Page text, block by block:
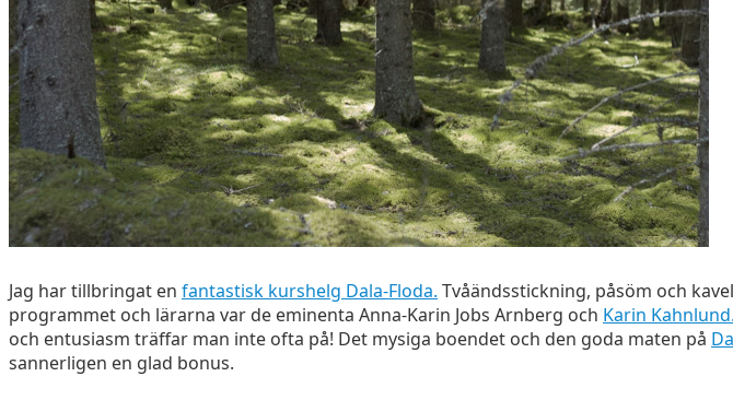
Jag har tillbringat en fantastisk kurshelg Dala-Floda. Tvåändsstickning, påsöm och
programmet och lärarna var de eminenta Anna-Karin Jobs Arnberg och Karin Kahnlund.
och entusiasm träffar man inte ofta på! Det mysiga boendet och den goda maten på
sannerligen en glad bonus.